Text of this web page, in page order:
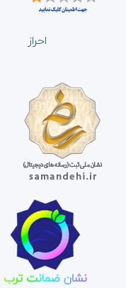
احراز
نشان ضمانت ترب